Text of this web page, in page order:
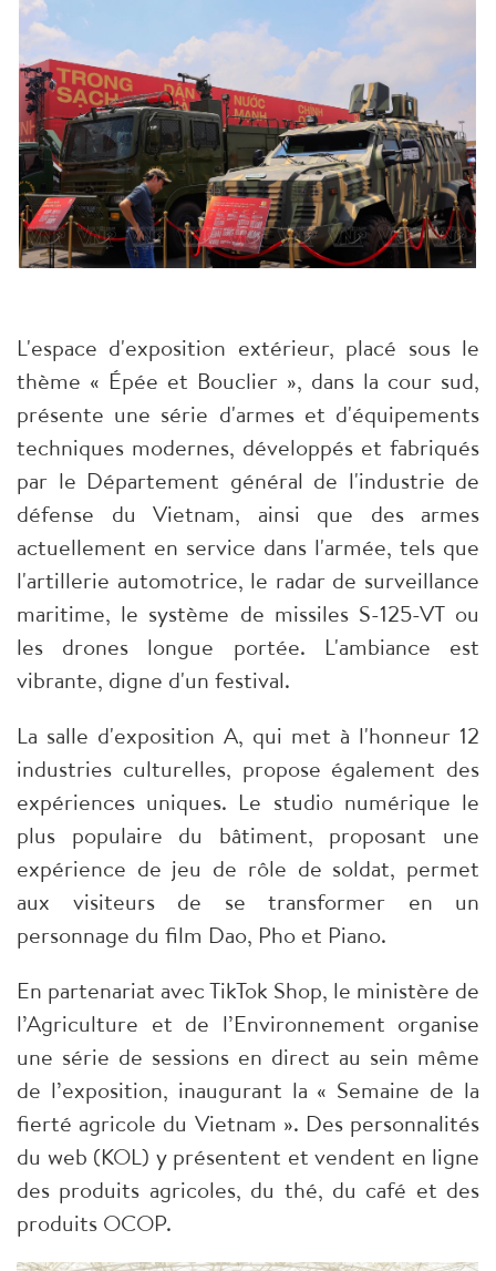
L'espace d'exposition extérieur, placé sous le
thème « Épée et Bouclier », dans la cour sud,
présente une série d'armes et d'équipements
techniques modernes, développés et fabriqués
par le Département général de l'industrie de
défense du Vietnam, ainsi que des armes
actuellement en service dans l'armée, tels que
l'artillerie automotrice, le radar de surveillance
maritime, le système de missiles S-125-VT ou
les drones longue portée. L'ambiance est
vibrante, digne d'un festival.
La salle d'exposition A, qui met à l'honneur 12
industries culturelles, propose également des
expériences uniques. Le studio numérique le
plus populaire du bâtiment, proposant une
expérience de jeu de rôle de soldat, permet
aux visiteurs de se transformer en un
personnage du film Dao, Pho et Piano.
En partenariat avec TikTok Shop, le ministère de
l’Agriculture et de l’Environnement organise
une série de sessions en direct au sein même
de l’exposition, inaugurant la « Semaine de la
fierté agricole du Vietnam ». Des personnalités
du web (KOL) y présentent et vendent en ligne
des produits agricoles, du thé, du café et des
produits OCOP.